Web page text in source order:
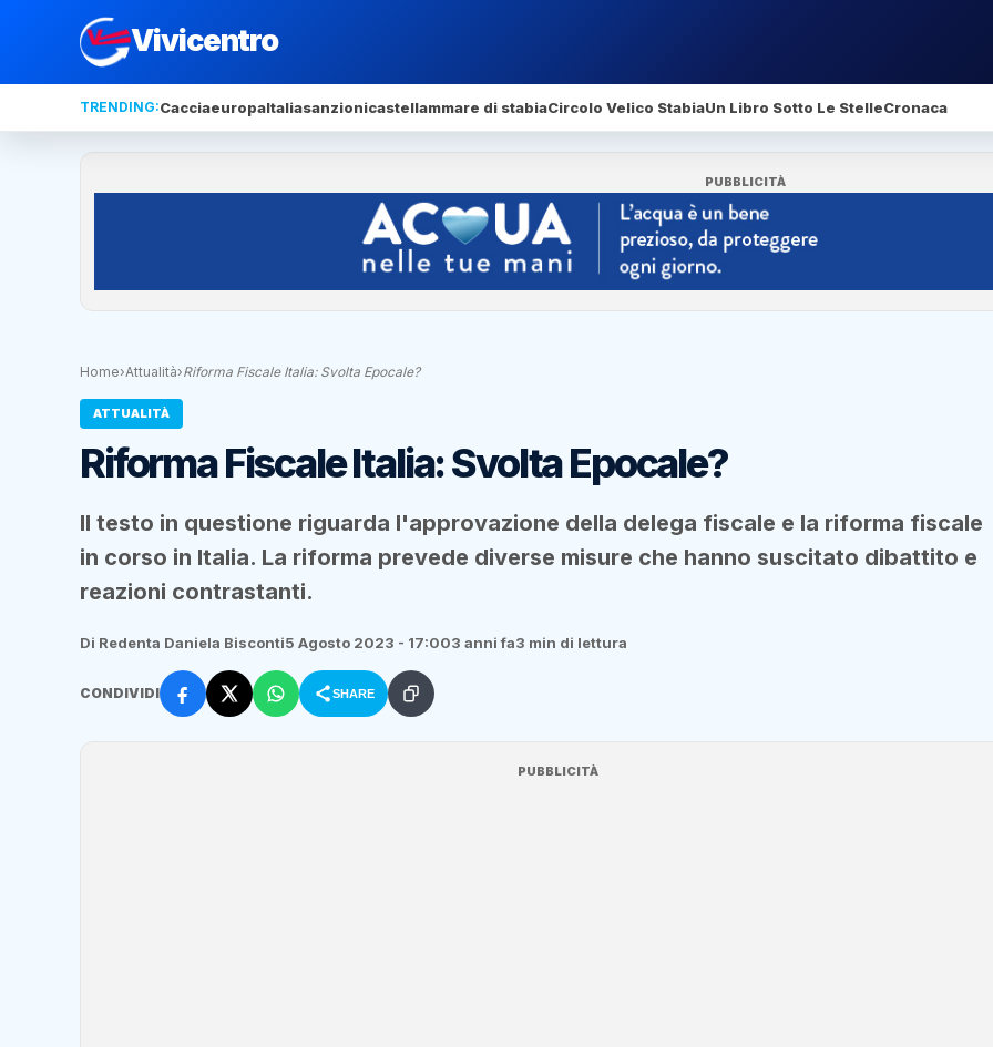
Vivicentro
TRENDING:CacciaeuropaItaliasanzionicastellammare di stabiaCircolo Velico StabiaUn Libro Sotto Le StelleCronaca
PUBBLICITÀ
Home›Attualità›Riforma Fiscale Italia: Svolta Epocale?
ATTUALITÀ
Riforma Fiscale Italia: Svolta Epocale?
Il testo in questione riguarda l'approvazione della delega fiscale e la riforma fiscale
in corso in Italia. La riforma prevede diverse misure che hanno suscitato dibattito e
reazioni contrastanti.
Di Redenta Daniela Bisconti5 Agosto 2023 - 17:003 anni fa3 min di lettura
CONDIVIDI SHARE
PUBBLICITÀ